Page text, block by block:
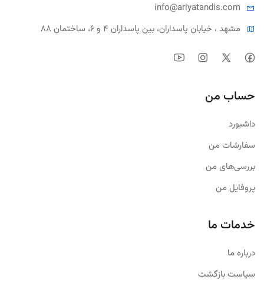
info@ariyatandis.com
مشهد ، خیابان پاسداران، بین پاسداران ۴ و ۶، ساختمان ۸۸
حساب من
داشبورد
سفارشات من
بررسی‌های من
پروفایل من
خدمات ما
درباره ما
سیاست بازگشت